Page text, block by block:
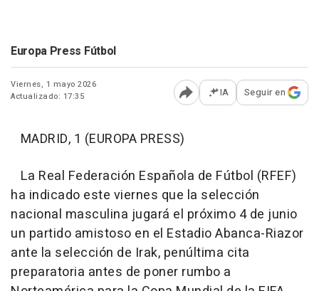
Europa Press Fútbol
Viernes, 1 mayo 2026
Actualizado: 17:35
Abrir opciones para
IA Seguir en
MADRID, 1 (EUROPA PRESS)
La Real Federación Española de Fútbol (RFEF)
ha indicado este viernes que la selección
nacional masculina jugará el próximo 4 de junio
un partido amistoso en el Estadio Abanca-Riazor
ante la selección de Irak, penúltima cita
preparatoria antes de poner rumbo a